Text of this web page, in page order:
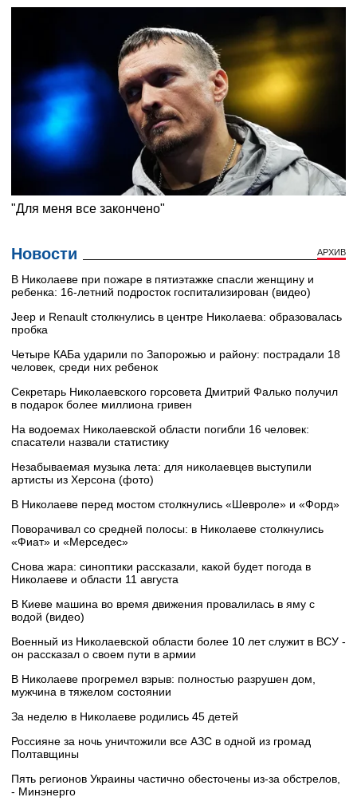
Новости АРХИВ
В Николаеве при пожаре в пятиэтажке спасли женщину и
ребенка: 16-летний подросток госпитализирован (видео)
Jeep и Renault столкнулись в центре Николаева: образовалась
пробка
Четыре КАБа ударили по Запорожью и району: пострадали 18
человек, среди них ребенок
Секретарь Николаевского горсовета Дмитрий Фалько получил
в подарок более миллиона гривен
На водоемах Николаевской области погибли 16 человек:
спасатели назвали статистику
Незабываемая музыка лета: для николаевцев выступили
артисты из Херсона (фото)
В Николаеве перед мостом столкнулись «Шевроле» и «Форд»
Поворачивал со средней полосы: в Николаеве столкнулись
«Фиат» и «Мерседес»
Снова жара: синоптики рассказали, какой будет погода в
Николаеве и области 11 августа
В Киеве машина во время движения провалилась в яму с
водой (видео)
Военный из Николаевской области более 10 лет служит в ВСУ -
он рассказал о своем пути в армии
В Николаеве прогремел взрыв: полностью разрушен дом,
мужчина в тяжелом состоянии
За неделю в Николаеве родились 45 детей
Россияне за ночь уничтожили все АЗС в одной из громад
Полтавщины
Пять регионов Украины частично обесточены из-за обстрелов,
- Минэнерго